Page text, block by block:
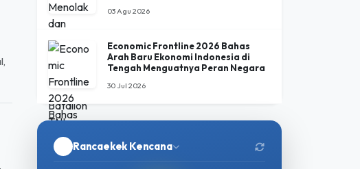
Economic Frontline 2026 Bahas
30 Jul 2026
Rancaekek Kencana